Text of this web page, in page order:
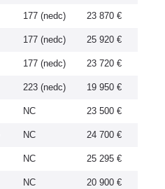
177 (nedc) 23 870 €
177 (nedc) 25 920 €
177 (nedc) 23 720 €
223 (nedc) 19 950 €
NC 23 500 €
NC 24 700 €
NC 25 295 €
NC 20 900 €